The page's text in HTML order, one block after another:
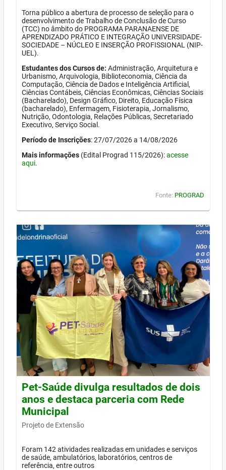
Torna público a abertura de processo de seleção para o
desenvolvimento de Trabalho de Conclusão de Curso
(TCC) no âmbito do PROGRAMA PARANAENSE DE
APRENDIZADO PRÁTICO E INTEGRAÇÃO UNIVERSIDADE-
SOCIEDADE – NÚCLEO E INSERÇÃO PROFISSIONAL (NIP-
UEL).
Estudantes dos Cursos de: Administração, Arquitetura e
Urbanismo, Arquivologia, Biblioteconomia, Ciência da
Computação, Ciência de Dados e Inteligência Artificial,
Ciências Contábeis, Ciências Econômicas, Ciências Sociais
(Bacharelado), Design Gráfico, Direito, Educação Física
(bacharelado), Enfermagem, Fisioterapia, Jornalismo,
Nutrição, Odontologia, Relações Públicas, Secretariado
Executivo, Serviço Social.
Período de Inscrições: 27/07/2026 a 14/08/2026
Mais informações (Edital Prograd 115/2026):acesse
aqui.
Fonte: PROGRAD
Pet-Saúde divulga resultados de dois
anos e destaca parceria com Rede
Municipal
Projeto de Extensão
Foram 142 atividades realizadas em unidades e serviços
de saúde, ambulatórios, laboratórios, centros de
referência, entre outros